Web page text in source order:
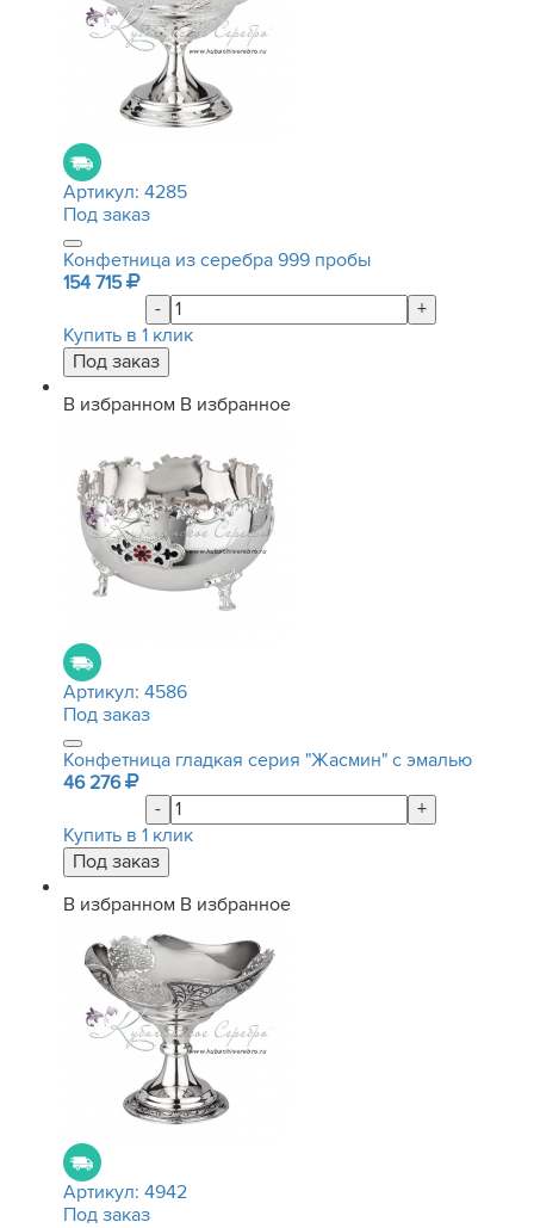
Артикул: 4285
Под заказ
Конфетница из серебра 999 пробы
154 715
-
+
Купить в 1 клик
В избранном В избранное
Артикул: 4586
Под заказ
Конфетница гладкая серия "Жасмин" с эмалью
46 276
-
+
Купить в 1 клик
В избранном В избранное
Артикул: 4942
Под заказ